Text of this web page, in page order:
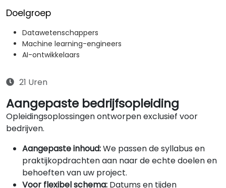
Doelgroep
Datawetenschappers
Machine learning-engineers
AI-ontwikkelaars
21 Uren
Aangepaste bedrijfsopleiding
Opleidingsoplossingen ontworpen exclusief voor
bedrijven.
Aangepaste inhoud:We passen de syllabus en
praktijkopdrachten aan naar de echte doelen en
behoeften van uw project.
Voor flexibel schema: Datums en tijden